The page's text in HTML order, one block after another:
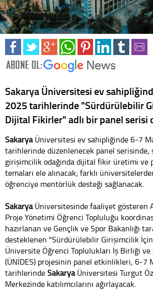
Sakarya Üniversitesi ev
2025 tarihlerinde "Sürdürülebilir
Dijital Fikirler" adlı bir panel serisi
SakaryaÜniversitesi ev sahipliğinde 6-7
tarihlerinde düzenlenecek panel
girişimcilik odağında dijital fikir üretimi ve
temaları ele alınacak; farklı
öğrenciye mentörlük desteği sağlanacak.
SakaryaÜniversitesinde faaliyet gösteren
Proje Yönetimi Öğrenci Topluluğu
hazırlanan ve Gençlik ve Spor Bakanlığı
desteklenen "Sürdürülebilir Girişimcilik
Üniversite Öğrenci Toplulukları İş Birliği ve
(ÜNİDES) projesinin panel etkinlikleri, 6-7
tarihlerindeSakaryaÜniversitesi Turgut
Merkezinde katılımcılarını ağırlayacak.